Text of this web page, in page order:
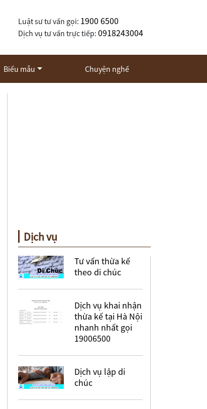
Luật sư tư vấn gọi: 1900 6500
Dịch vụ tư vấn trực tiếp: 0918243004
Biểu mẫu Chuyện nghề
Dịch vụ
Tư vấn thừa kế
theo di chúc
Dịch vụ khai nhận
thừa kế tại Hà Nội
nhanh nhất gọi
19006500
Dịch vụ lập di
chúc